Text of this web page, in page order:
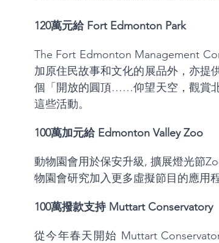
120萬元給 Fort Edmonton Park
The Fort Edmonton Management
加原住民故事和文化的展品外，亦提
個「開放的圓頂……仰望天空，觀賞
這些活動。
100萬加元給 Edmonton Valley Zoo
動物園會用於保安升級, 擴展燈光節
物園會研究加入更多虛擬節目的應用程
100萬撥款支持 Muttart Conservatory
從今年春天開始 Muttart